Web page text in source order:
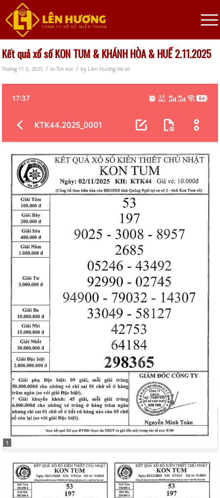
Kết quả xổ số KON TUM & KHÁNH HÒA & HUẾ 2.11.2025
Tháng 11 2, 2025 / inTin tức / by Lên Hương Vé số